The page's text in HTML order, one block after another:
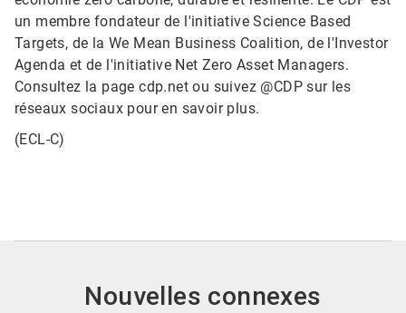
un membre fondateur de l'initiative Science Based
Targets, de la We Mean Business Coalition, de l'Investor
Agenda et de l'initiative Net Zero Asset Managers.
Consultez la page cdp.net ou suivez @CDP sur les
réseaux sociaux pour en savoir plus.
(ECL-C)
Nouvelles connexes